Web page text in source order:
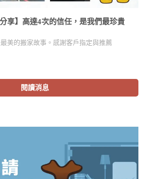
享】高達4次的信任，是我們最珍貴
美的搬家故事。感謝客戶指定與推薦
閱讀消息